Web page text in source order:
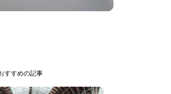
すすめの記事